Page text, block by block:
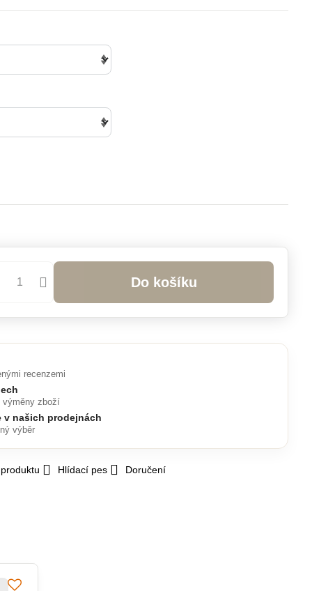
Do košíku
Hlídací pes Doručení
recenzemi
výměny zboží
v našich prodejnách
výběr